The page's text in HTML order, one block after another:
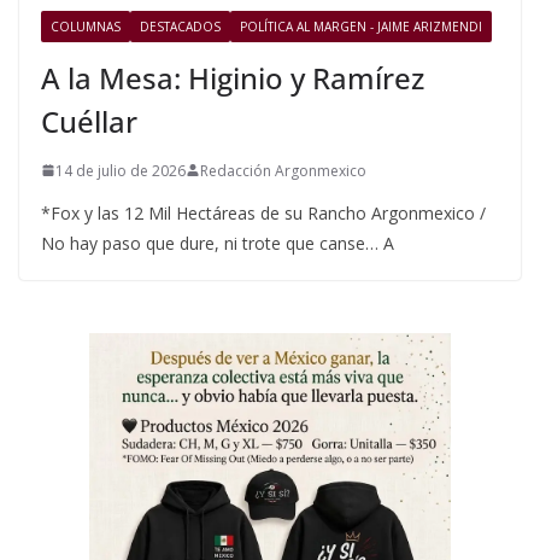
COLUMNAS DESTACADOS POLÍTICA AL MARGEN - JAIME ARIZMENDI
A la Mesa: Higinio y Ramírez
Cuéllar
14 de julio de 2026 Redacción Argonmexico
*Fox y las 12 Mil Hectáreas de su Rancho Argonmexico /
No hay paso que dure, ni trote que canse… A